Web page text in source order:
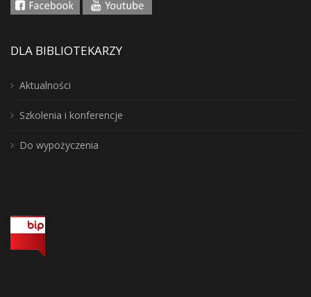
DLA BIBLIOTEKARZY
Aktualności
Szkolenia i konferencje
Do wypożyczenia